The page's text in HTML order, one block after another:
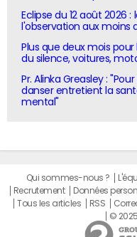
Eclipse du 12 août 2026
l'observation aux moins
Plus que deux mois
du silence, voitures,
Pr. Alinka Greasley :
danser entretient la
mental"
Qui sommes-nous ?
Recrutement
Données
Tous les articles
RSS
©